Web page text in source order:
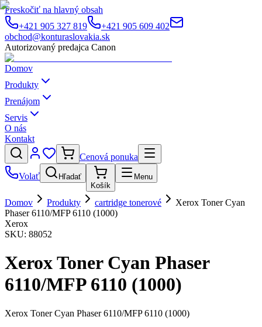
Preskočiť na hlavný obsah
+421 905 327 819
+421 905 609 402
obchod@konturaslovakia.sk
Autorizovaný predajca Canon
Domov
Produkty
Prenájom
Servis
O nás
Kontakt
Cenová ponuka
Volať
Hľadať
Košík
Menu
Domov Produkty cartridge tonerové
Xerox Toner Cyan
Phaser 6110/MFP 6110 (1000)
Xerox
SKU: 88052
Xerox Toner Cyan Phaser
6110/MFP 6110 (1000)
Xerox Toner Cyan Phaser 6110/MFP 6110 (1000)